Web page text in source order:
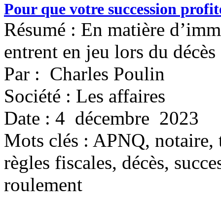
Pour que votre succession
Résumé : En matière
entrent en jeu lors du décès
Par : Charles Poulin
Société : Les affaires
Date : 4 décembre 2023
Mots clés : APNQ, notaire,
règles fiscales, décès,
roulement